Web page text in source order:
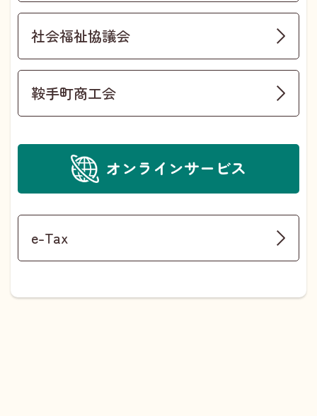
社会福祉協議会
鞍手町商工会
オンラインサービス
e-Tax